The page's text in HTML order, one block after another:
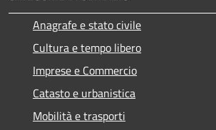
Anagrafe e stato civile
Cultura e tempo libero
Imprese e Commercio
Catasto e urbanistica
Mobilità e trasporti